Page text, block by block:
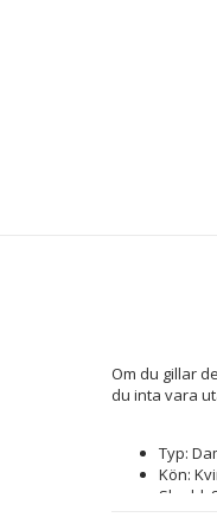
Om du gillar
du inta vara
Typ:
Kön:
Skydd: